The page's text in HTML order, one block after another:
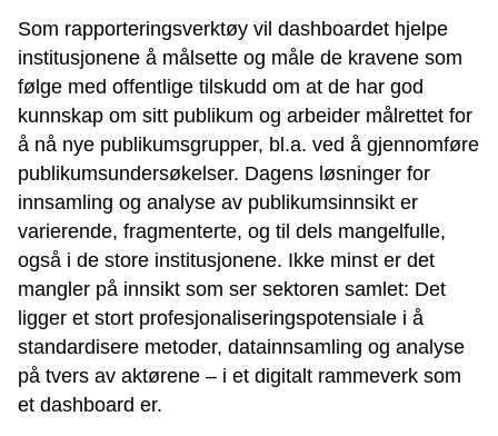
Som rapporteringsverktøy vil dashboardet hjelpe
institusjonene å målsette og måle de kravene som
følge med offentlige tilskudd om at de har god
kunnskap om sitt publikum og arbeider målrettet for
å nå nye publikumsgrupper, bl.a. ved å gjennomføre
publikumsundersøkelser. Dagens løsninger for
innsamling og analyse av publikumsinnsikt er
varierende, fragmenterte, og til dels mangelfulle,
også i de store institusjonene. Ikke minst er det
mangler på innsikt som ser sektoren samlet: Det
ligger et stort profesjonaliseringspotensiale i å
standardisere metoder, datainnsamling og analyse
på tvers av aktørene – i et digitalt rammeverk som
et dashboard er.